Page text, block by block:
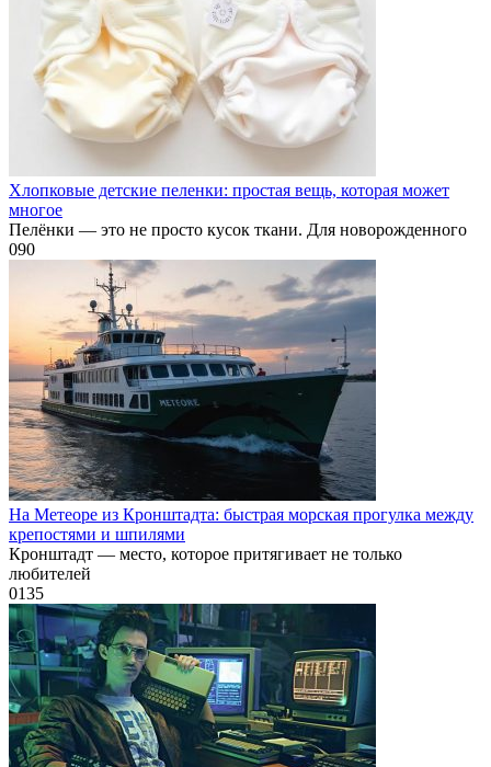
Хлопковые детские пеленки: простая вещь, которая может
многое
Пелёнки — это не просто кусок ткани. Для новорожденного
090
На Метеоре из Кронштадта: быстрая морская прогулка между
крепостями и шпилями
Кронштадт — место, которое притягивает не только
любителей
0135